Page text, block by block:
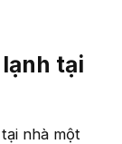
tại
nhà một